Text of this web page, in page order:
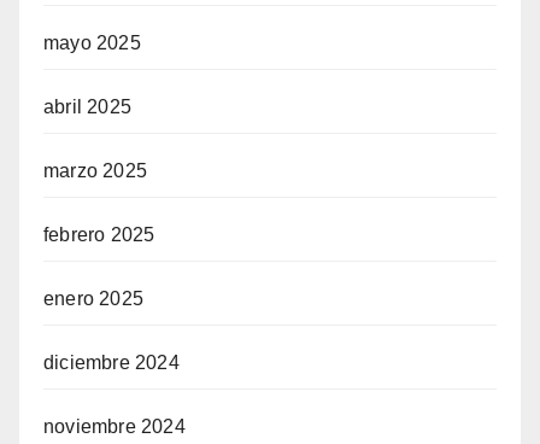
mayo 2025
abril 2025
marzo 2025
febrero 2025
enero 2025
diciembre 2024
noviembre 2024